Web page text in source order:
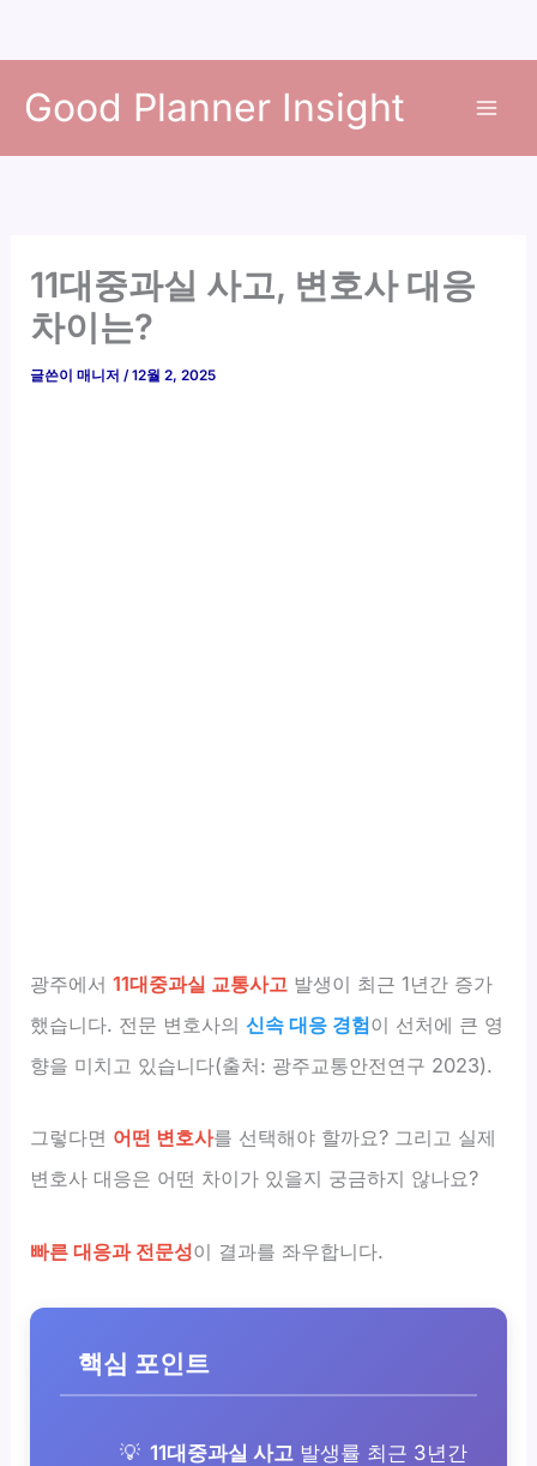
Good Planner Insight
11대중과실 사고, 변호사 대응
차이는?
글쓴이매니저/12월 2, 2025
광주에서11대중과실 교통사고 발생이 최근 1년간 증가
했습니다. 전문 변호사의신속 대응 경험이 선처에 큰 영
향을 미치고 있습니다(출처: 광주교통안전연구 2023).
그렇다면 어떤 변호사를 선택해야 할까요? 그리고 실제
변호사 대응은 어떤 차이가 있을지 궁금하지 않나요?
빠른 대응과 전문성이 결과를 좌우합니다.
핵심 포인트
11대중과실 사고 발생률 최근 3년간